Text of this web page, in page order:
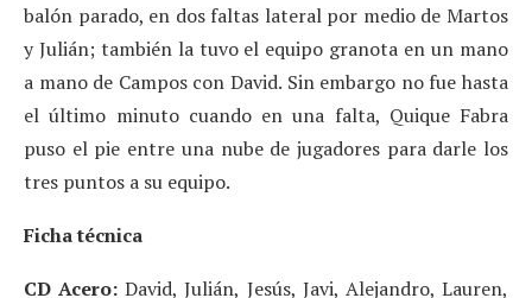
balón parado, en dos faltas lateral por medio de Martos
y Julián; también la tuvo el equipo granota en un mano
a mano de Campos con David. Sin embargo no fue hasta
el último minuto cuando en una falta, Quique Fabra
puso el pie entre una nube de jugadores para darle los
tres puntos a su equipo.
Ficha técnica
CD Acero: David, Julián, Jesús, Javi, Alejandro, Lauren,